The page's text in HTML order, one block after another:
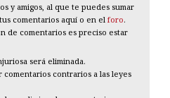
y amigos, al que te puedes sumar
comentarios aquí o en el foro.
de comentarios es preciso estar
será eliminada.
contrarios a las leyes